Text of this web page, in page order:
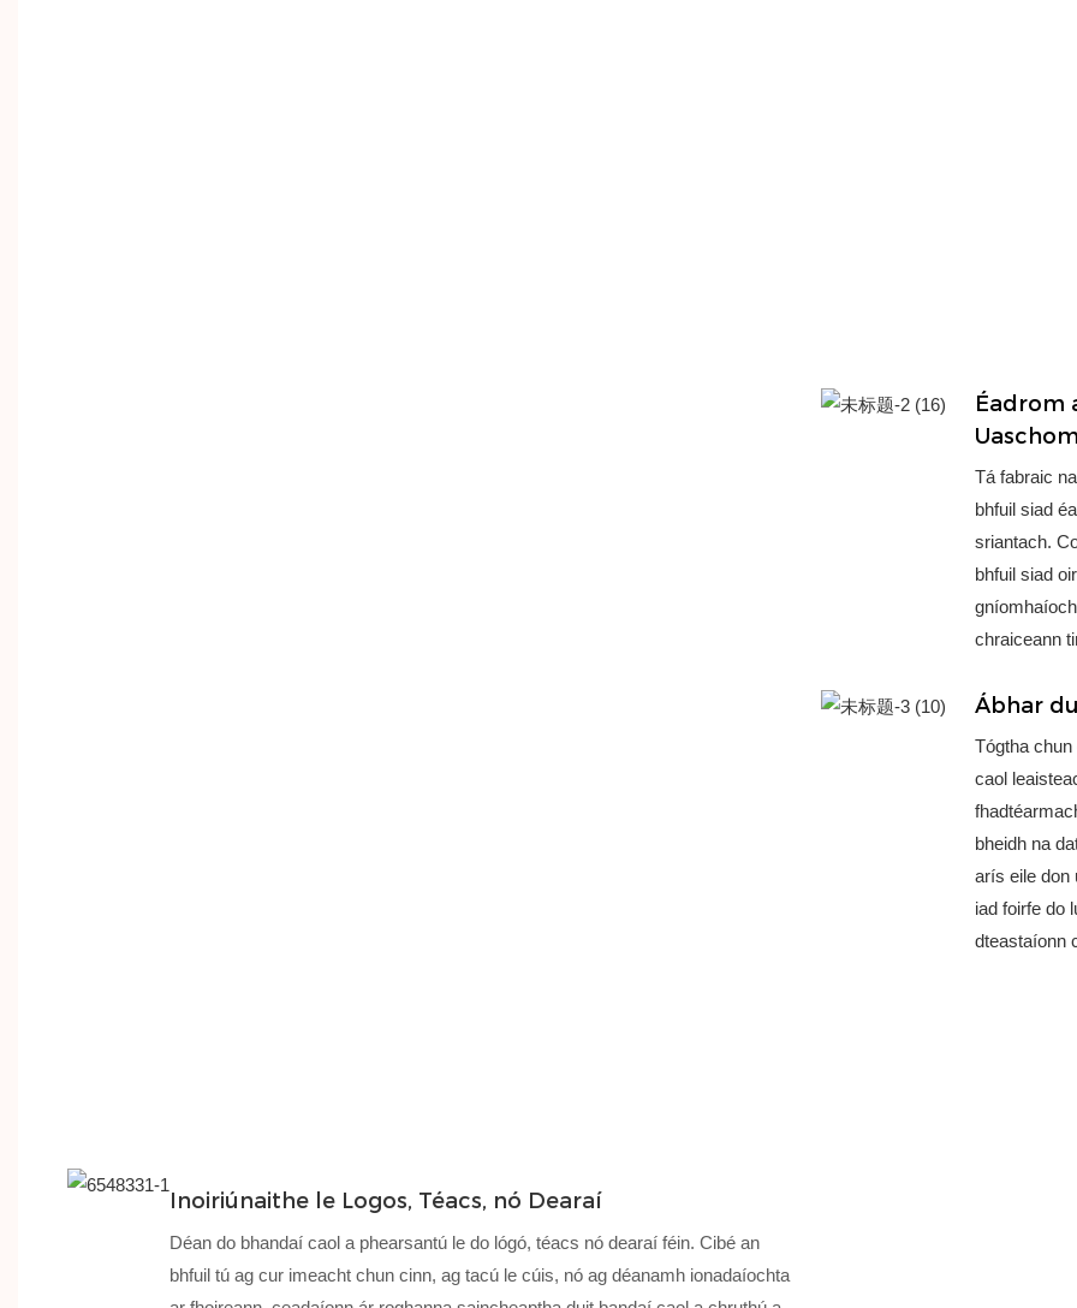
Éadrom
Tá fabraic
bhfuil siad
sriantach.
bhfuil siad
chraiceann
Ábhar
Tógtha
caol
bheidh na
arís eile don
iad foirfe do
dteastaíonn
Inoiriúnaithe le Logos, Téacs, nó Dearaí
Déan do bhandaí caol a phearsantú le do lógó, téacs nó dearaí féin. Cibé an
bhfuil tú ag cur imeacht chun cinn, ag tacú le cúis, nó ag déanamh ionadaíochta